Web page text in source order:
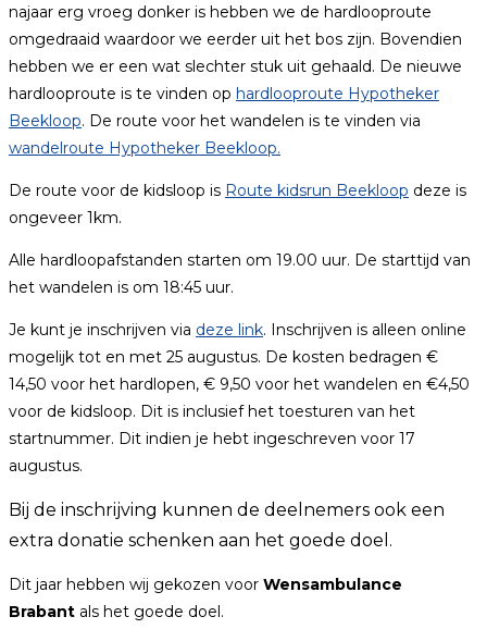
najaar erg vroeg donker is hebben we de hardlooproute
omgedraaid waardoor we eerder uit het bos zijn. Bovendien
hebben we er een wat slechter stuk uit gehaald. De nieuwe
hardlooproute is te vinden op hardlooproute Hypotheker
Beekloop. De route voor het wandelen is te vinden via
wandelroute Hypotheker Beekloop.
De route voor de kidsloop is Route kidsrun Beekloop deze is
ongeveer 1km.
Alle hardloopafstanden starten om 19.00 uur. De starttijd van
het wandelen is om 18:45 uur.
Je kunt je inschrijven via deze link. Inschrijven is alleen online
mogelijk tot en met 25 augustus. De kosten bedragen €
14,50 voor het hardlopen, € 9,50 voor het wandelen en €4,50
voor de kidsloop. Dit is inclusief het toesturen van het
startnummer. Dit indien je hebt ingeschreven voor 17
augustus.
Bij de inschrijving kunnen de deelnemers ook een
extra donatie schenken aan het goede doel.
Dit jaar hebben wij gekozen voor Wensambulance
Brabant als het goede doel.